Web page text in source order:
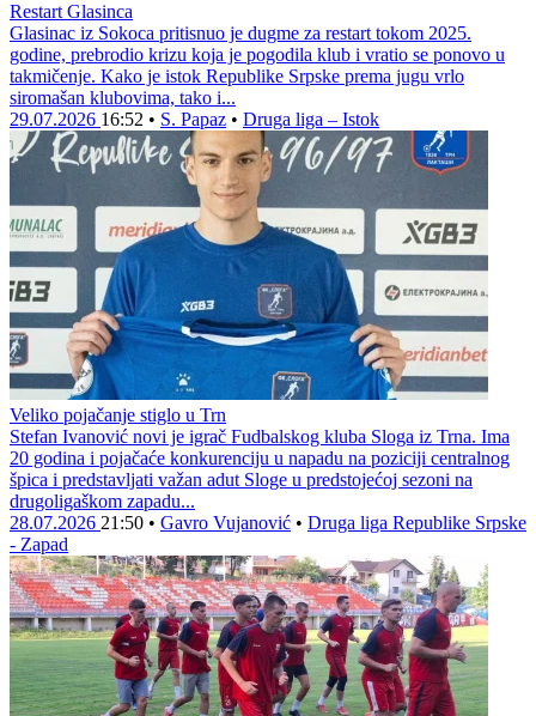
Restart Glasinca
Glasinac iz Sokoca pritisnuo je dugme za restart tokom 2025.
godine, prebrodio krizu koja je pogodila klub i vratio se ponovo u
takmičenje. Kako je istok Republike Srpske prema jugu vrlo
siromašan klubovima, tako i...
29.07.2026 16:52 • S. Papaz • Druga liga – Istok
Veliko pojačanje stiglo u Trn
Stefan Ivanović novi je igrač Fudbalskog kluba Sloga iz Trna. Ima
20 godina i pojačaće konkurenciju u napadu na poziciji centralnog
špica i predstavljati važan adut Sloge u predstojećoj sezoni na
drugoligaškom zapadu...
28.07.2026 21:50 • Gavro Vujanović • Druga liga Republike Srpske
- Zapad